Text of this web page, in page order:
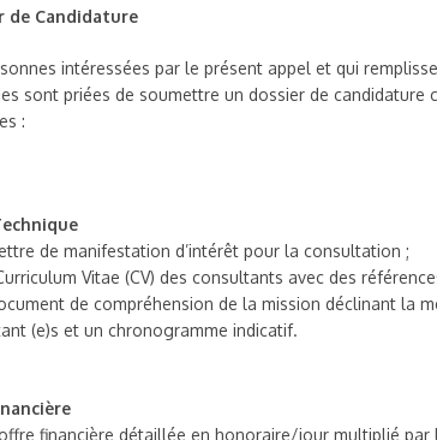
de Candidature
intéressées par le présent appel et qui
sont priées de soumettre un dossier de candidature
:
de manifestation d’intérêt pour la consultation ;
Vitae (CV) des consultants avec des
de compréhension de la mission déclinant la
(e)s et un chronogramme indicatif.
financière détaillée en honoraire/jour multiplié par